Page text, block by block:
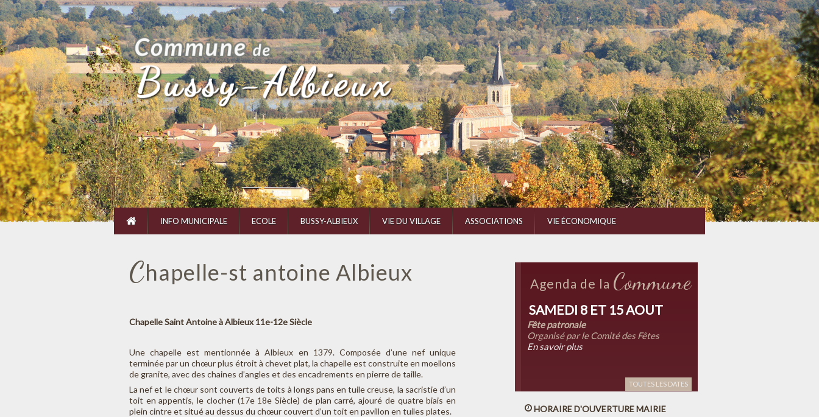
INFO MUNICIPALE ECOLE BUSSY-ALBIEUX VIE DU VILLAGE ASSOCIATIONS VIE ÉCONOMIQUE
Chapelle-st antoine Albieux
Chapelle Saint Antoine à Albieux 11e-12e Siècle
Une chapelle est mentionnée à Albieux en 1379. Composée d’une nef unique
terminée par un chœur plus étroit à chevet plat, la chapelle est construite en moellons
de granite, avec des chaines d’angles et des encadrements en pierre de taille.
La nef et le chœur sont couverts de toits à longs pans en tuile creuse, la sacristie d’un
toit en appentis, le clocher (17e 18e Siècle) de plan carré, ajouré de quatre biais en
plein cintre et situé au dessus du chœur couvert d’un toit en pavillon en tuiles plates.
Agenda de la Commune
SAMEDI 8 ET 15 AOUT
Fête patronale
Organisé par le Comité des Fêtes
En savoir plus
TOUTES LES DATES
HORAIRE D'OUVERTURE MAIRIE